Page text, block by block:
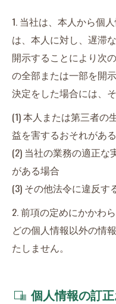
1. 当社は、本人から個
は、本人に対し、遅滞
開示することにより次
の全部または一部を開
決定をした場合には、
(1) 本人または第三者の
益を害するおそれがあ
(2) 当社の業務の適正
がある場合
(3) その他法令に違反す
2. 前項の定めにかかわ
どの個人情報以外の情
たしません。
個人情報の訂